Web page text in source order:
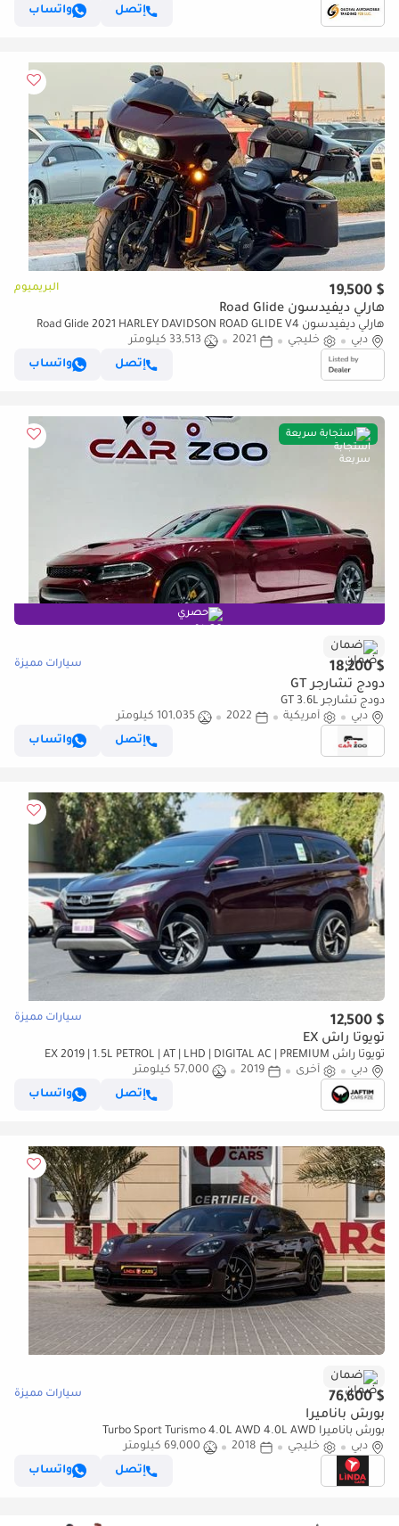
إتصل واتساب
$ 19,500 البريميوم
هارلي ديفيدسون Road Glide
هارلي ديفيدسون Road Glide 2021 HARLEY DAVIDSON ROAD GLIDE V4
CYLINDERS ENGINE 1.8L
دبي خليجي 2021
33,513 كيلومتر
إتصل
واتساب
استجابة سريعة
حصري
ضمان
$ 18,200 سيارات مميزة
دودج تشارجر GT
دودج تشارجر GT 3.6L
دبي
أمريكية 2022
101,035 كيلومتر
إتصل
واتساب
$ 12,500 سيارات مميزة
تويوتا راش EX
تويوتا راش EX 2019 | 1.5L PETROL | AT | LHD | DIGITAL AC | PREMIUM
LEATHER SEATS | AUDIO PLAYER
دبي أخرى 2019
57,000 كيلومتر
إتصل
واتساب
ضمان
$ 76,600 سيارات مميزة
بورش باناميرا
بورش باناميرا Turbo Sport Turismo 4.0L AWD 4.0L AWD
دبي
خليجي 2018
69,000 كيلومتر
إتصل
واتساب